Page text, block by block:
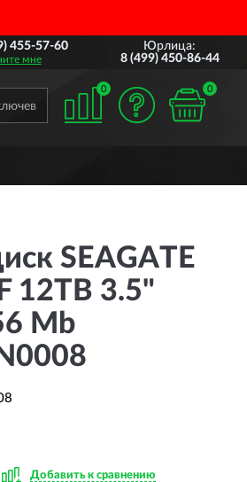
455-57-60
мне
Юрлица:
8 (499) 450-86-44
0 0
SEAGATE
12TB 3.5"
Mb
Добавить к сравнению